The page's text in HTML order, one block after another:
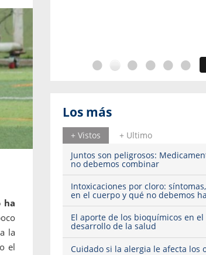
ha
la
el
Los más
+ Vistos
+ Ultimo
Juntos son peligrosos:
no debemos combinar
Intoxicaciones por cloro:
en el cuerpo y qué no debemos
El aporte de los bioquímicos en el
desarrollo de la salud
Cuidado si la alergia le afecta los